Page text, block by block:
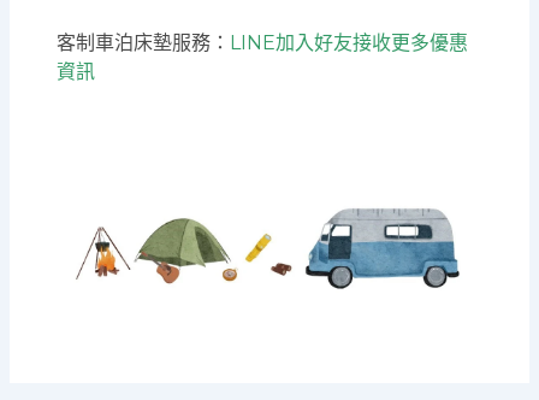
客制車泊床墊服務： LINE加入好友接收更多優惠
資訊